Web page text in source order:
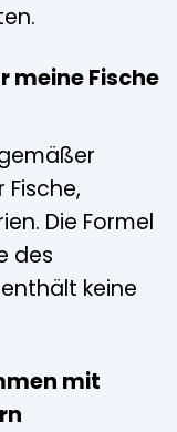
meine Fische
Die Formel
des
keine
mit